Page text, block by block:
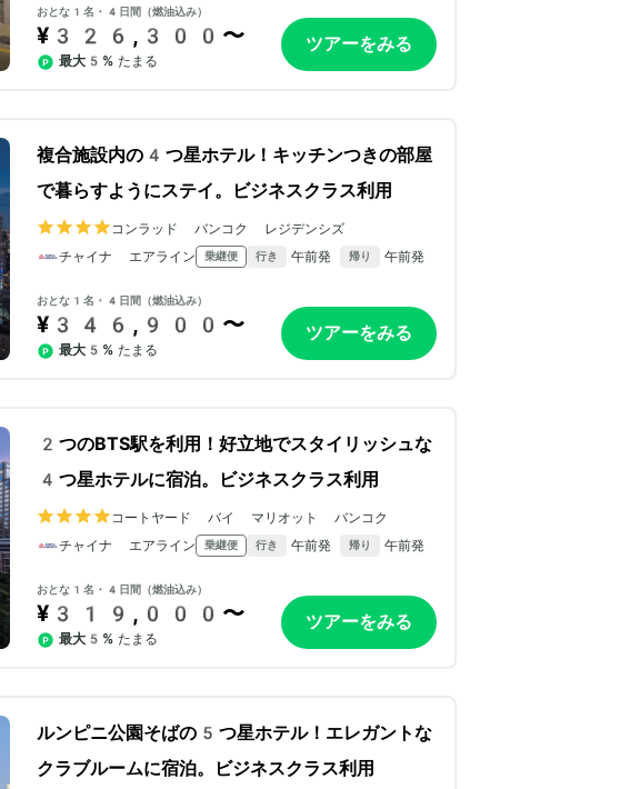
おとな1名・4日間（燃油込み）
¥326,300〜
最大5% たまる
ツアーをみる
複合施設内の4つ星ホテル！キッチンつきの部屋
で暮らすようにステイ。ビジネスクラス利用
コンラッド バンコク レジデンシズ
チャイナ エアライン
乗継便 行き 午前発 帰り 午前発
おとな1名・4日間（燃油込み）
¥346,900〜
最大5% たまる
ツアーをみる
2つのBTS駅を利用！好立地でスタイリッシュな
4つ星ホテルに宿泊。ビジネスクラス利用
コートヤード バイ マリオット バンコク
チャイナ エアライン
乗継便 行き 午前発 帰り 午前発
おとな1名・4日間（燃油込み）
¥319,000〜
最大5% たまる
ツアーをみる
ルンピニ公園そばの5つ星ホテル！エレガントな
クラブルームに宿泊。ビジネスクラス利用